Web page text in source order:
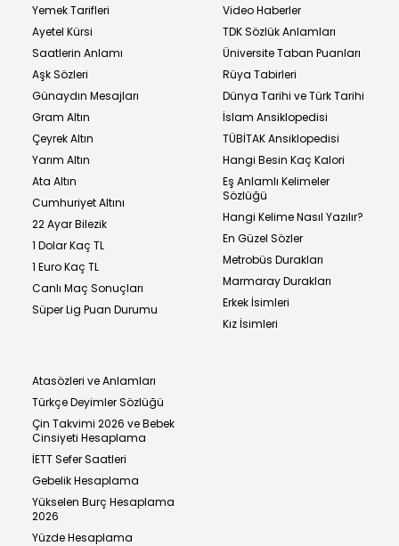
Yemek Tarifleri
Ayetel Kürsi
Saatlerin Anlamı
Aşk Sözleri
Günaydın Mesajları
Gram Altın
Çeyrek Altın
Yarım Altın
Ata Altın
Cumhuriyet Altını
22 Ayar Bilezik
1 Dolar Kaç TL
1 Euro Kaç TL
Canlı Maç Sonuçları
Süper Lig Puan Durumu
Video Haberler
TDK Sözlük Anlamları
Üniversite Taban Puanları
Rüya Tabirleri
Dünya Tarihi ve Türk Tarihi
İslam Ansiklopedisi
TÜBİTAK Ansiklopedisi
Hangi Besin Kaç Kalori
Eş Anlamlı Kelimeler
Sözlüğü
Hangi Kelime Nasıl Yazılır?
En Güzel Sözler
Metrobüs Durakları
Marmaray Durakları
Erkek İsimleri
Kız İsimleri
Atasözleri ve Anlamları
Türkçe Deyimler Sözlüğü
Çin Takvimi 2026 ve Bebek
Cinsiyeti Hesaplama
İETT Sefer Saatleri
Gebelik Hesaplama
Yükselen Burç Hesaplama
2026
Yüzde Hesaplama